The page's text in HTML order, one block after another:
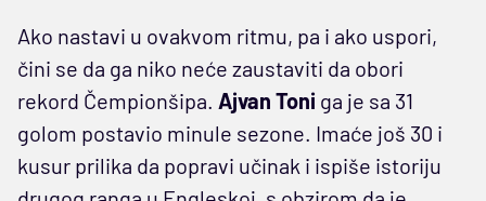
Ako nastavi u ovakvom ritmu, pa i ako uspori,
čini se da ga niko neće zaustaviti da obori
rekord Čempionšipa. Ajvan Toni ga je sa 31
golom postavio minule sezone. Imaće još 30 i
kusur prilika da popravi učinak i ispiše istoriju